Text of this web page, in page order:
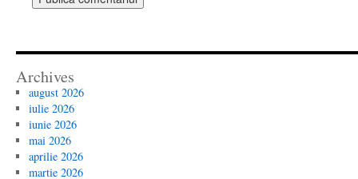
Archives
august 2026
iulie 2026
iunie 2026
mai 2026
aprilie 2026
martie 2026